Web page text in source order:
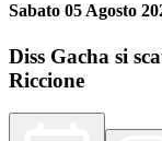
Sabato 05 Agosto
Diss Gacha si
Riccione